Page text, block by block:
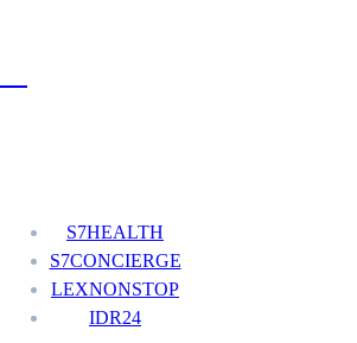
S7HEALTH
S7CONCIERGE
LEXNONSTOP
IDR24